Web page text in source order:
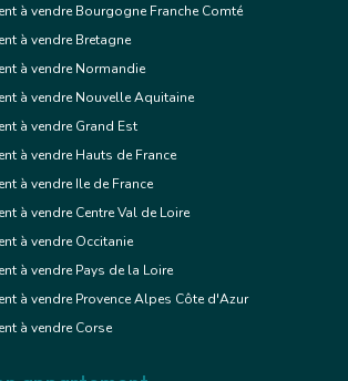
à vendre Bourgogne Franche Comté
à vendre Bretagne
à vendre Normandie
à vendre Nouvelle Aquitaine
à vendre Grand Est
à vendre Hauts de France
à vendre Ile de France
à vendre Centre Val de Loire
à vendre Occitanie
à vendre Pays de la Loire
à vendre Provence Alpes Côte d'Azur
à vendre Corse